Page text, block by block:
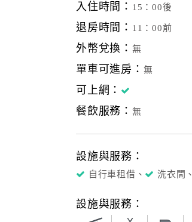
入住時間： 15：00後
退房時間： 11：00前
外幣兌換： 無
單車可進房： 無
可上網：
餐飲服務： 無
設施與服務：
自行車租借、 洗衣間、
設施與服務：